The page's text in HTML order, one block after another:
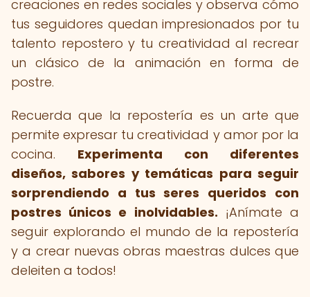
creaciones en redes sociales y observa cómo
tus seguidores quedan impresionados por tu
talento repostero y tu creatividad al recrear
un clásico de la animación en forma de
postre.
Recuerda que la repostería es un arte que
permite expresar tu creatividad y amor por la
cocina. Experimenta con diferentes
diseños, sabores y temáticas para seguir
sorprendiendo a tus seres queridos con
postres únicos e inolvidables. ¡Anímate a
seguir explorando el mundo de la repostería
y a crear nuevas obras maestras dulces que
deleiten a todos!